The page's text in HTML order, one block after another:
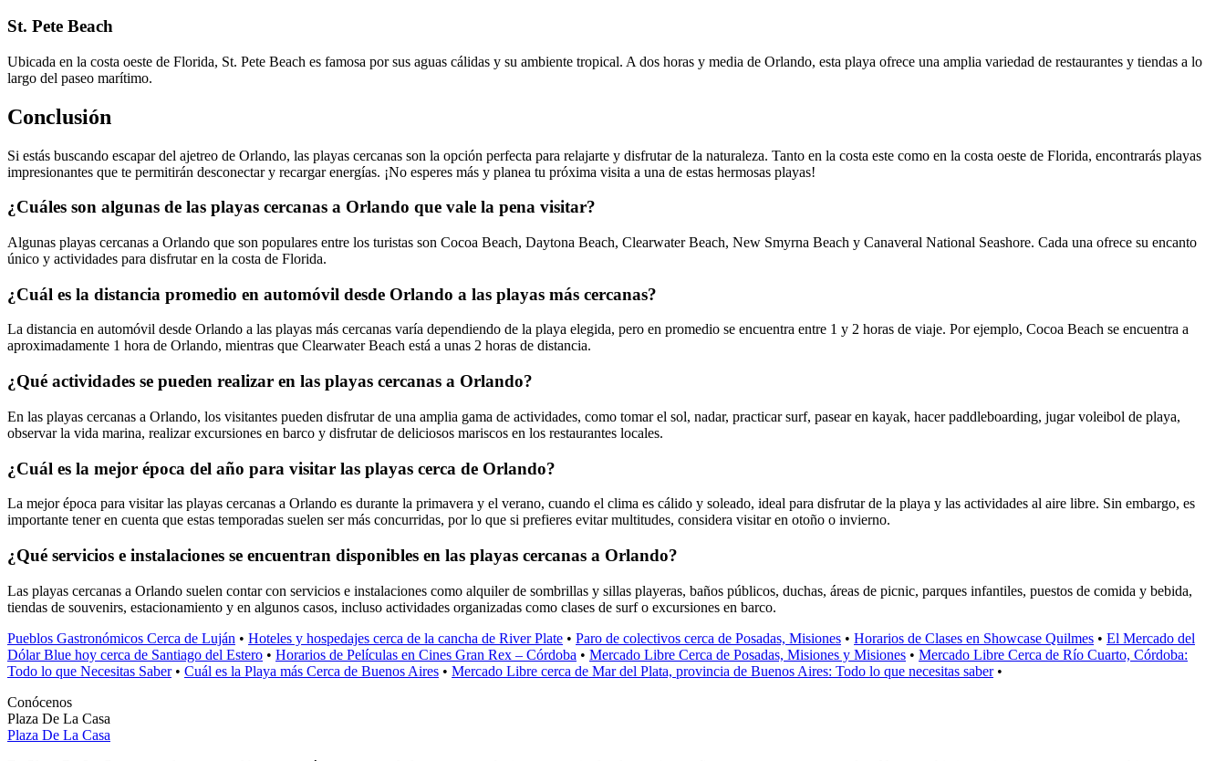
St. Pete Beach
Ubicada en la costa oeste de Florida, St. Pete Beach es famosa por sus aguas cálidas y su ambiente tropical. A dos horas y media de Orlando, esta playa ofrece una amplia variedad de restaurantes y tiendas a lo
largo del paseo marítimo.
Conclusión
Si estás buscando escapar del ajetreo de Orlando, las playas cercanas son la opción perfecta para relajarte y disfrutar de la naturaleza. Tanto en la costa este como en la costa oeste de Florida, encontrarás playas
impresionantes que te permitirán desconectar y recargar energías. ¡No esperes más y planea tu próxima visita a una de estas hermosas playas!
¿Cuáles son algunas de las playas cercanas a Orlando que vale la pena visitar?
Algunas playas cercanas a Orlando que son populares entre los turistas son Cocoa Beach, Daytona Beach, Clearwater Beach, New Smyrna Beach y Canaveral National Seashore. Cada una ofrece su encanto
único y actividades para disfrutar en la costa de Florida.
¿Cuál es la distancia promedio en automóvil desde Orlando a las playas más cercanas?
La distancia en automóvil desde Orlando a las playas más cercanas varía dependiendo de la playa elegida, pero en promedio se encuentra entre 1 y 2 horas de viaje. Por ejemplo, Cocoa Beach se encuentra a
aproximadamente 1 hora de Orlando, mientras que Clearwater Beach está a unas 2 horas de distancia.
¿Qué actividades se pueden realizar en las playas cercanas a Orlando?
En las playas cercanas a Orlando, los visitantes pueden disfrutar de una amplia gama de actividades, como tomar el sol, nadar, practicar surf, pasear en kayak, hacer paddleboarding, jugar voleibol de playa,
observar la vida marina, realizar excursiones en barco y disfrutar de deliciosos mariscos en los restaurantes locales.
¿Cuál es la mejor época del año para visitar las playas cerca de Orlando?
La mejor época para visitar las playas cercanas a Orlando es durante la primavera y el verano, cuando el clima es cálido y soleado, ideal para disfrutar de la playa y las actividades al aire libre. Sin embargo, es
importante tener en cuenta que estas temporadas suelen ser más concurridas, por lo que si prefieres evitar multitudes, considera visitar en otoño o invierno.
¿Qué servicios e instalaciones se encuentran disponibles en las playas cercanas a Orlando?
Las playas cercanas a Orlando suelen contar con servicios e instalaciones como alquiler de sombrillas y sillas playeras, baños públicos, duchas, áreas de picnic, parques infantiles, puestos de comida y bebida,
tiendas de souvenirs, estacionamiento y en algunos casos, incluso actividades organizadas como clases de surf o excursiones en barco.
Pueblos Gastronómicos Cerca de Luján • Hoteles y hospedajes cerca de la cancha de River Plate • Paro de colectivos cerca de Posadas, Misiones • Horarios de Clases en Showcase Quilmes • El Mercado del
Dólar Blue hoy cerca de Santiago del Estero • Horarios de Películas en Cines Gran Rex – Córdoba • Mercado Libre Cerca de Posadas, Misiones y Misiones • Mercado Libre Cerca de Río Cuarto, Córdoba:
Todo lo que Necesitas Saber• Cuál es la Playa más Cerca de Buenos Aires • Mercado Libre cerca de Mar del Plata, provincia de Buenos Aires: Todo lo que necesitas saber•
Conócenos
Plaza De La Casa
Plaza De La Casa